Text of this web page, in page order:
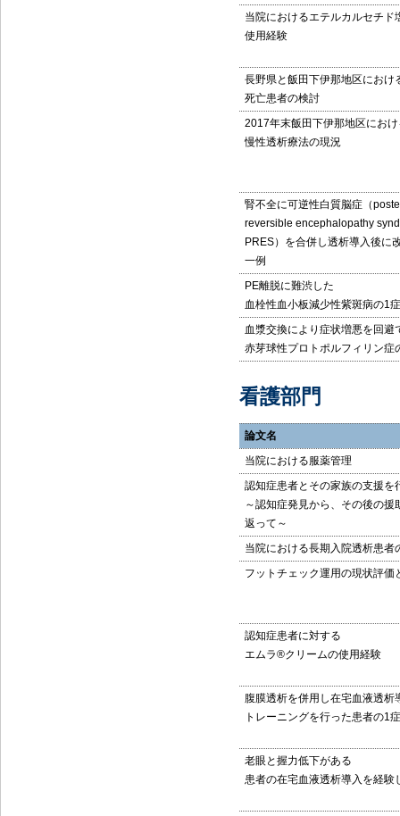
当院におけるエテルカルセチド
使用経験
長野県と飯田下伊那地区におけ
死亡患者の検討
2017年末飯田下伊那地区にお
慢性透析療法の現況
腎不全に可逆性白質脳症（
reversible encephalopathy
PRES）を合併し透析導入後に
一例
PE離脱に難渋した
血栓性血小板減少性紫斑病の1
血漿交換により症状増悪を回避
赤芽球性プロトポルフィリン症
看護部門
論文名
当院における服薬管理
認知症患者とその家族の支援を
～認知症発見から、その後の援
返って～
当院における長期入院透析患者
フットチェック運用の現状評価
認知症患者に対する
エムラ®クリームの使用経験
腹膜透析を併用し在宅血液透析
トレーニングを行った患者の1
老眼と握力低下がある
患者の在宅血液透析導入を経験